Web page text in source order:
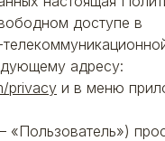
доступе в
адресу:
privacy и в меню
«Пользователь»)